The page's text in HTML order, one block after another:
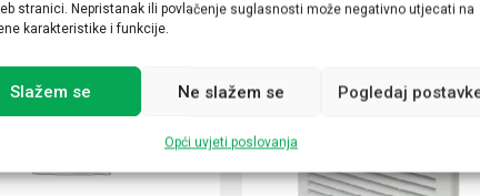
stranici. Nepristanak ili povlačenje suglasnosti može negativno utjecati na
karakteristike i funkcije.
Slažem se Ne slažem se Pogledaj
Opći uvjeti poslovanja